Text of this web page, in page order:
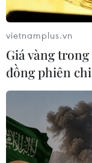
Tiêu chí mới
để thực hiện cơ
06/08/2026 15:08
Meta tung công
động cho nhà
06/08/2026 06:40
vietnamplus.vn
Giá vàng
đồng phiên